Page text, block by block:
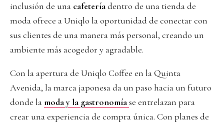
inclusión de una cafeteríadentro de una tienda de
moda ofrece a Uniqlo la oportunidad de conectar con
sus clientes de una manera más personal, creando un
ambiente más acogedor y agradable.
Con la apertura de Uniqlo Coffee en la Quinta
Avenida, la marca japonesa da un paso hacia un futuro
donde lamoda y la gastronomíase entrelazan para
crear una experiencia de compra única. Con planes de